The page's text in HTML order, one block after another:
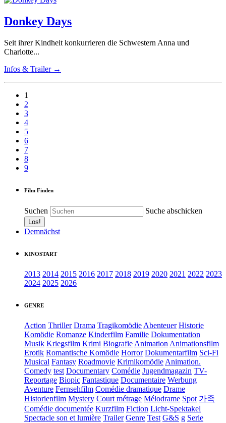
Donkey Days
Seit ihrer Kindheit konkurrieren die Schwestern Anna und
Charlotte...
Infos & Trailer →
1
2
3
4
5
6
7
8
9
Film Finden
Suchen Suche abschicken
Demnächst
KINOSTART
2013 2014 2015 2016 2017 2018 2019 2020 2021 2022 2023
2024 2025 2026
GENRE
Action Thriller Drama Tragikomödie Abenteuer Historie
Komödie Romanze Kinderfilm Familie Dokumentation
Musik Kriegsfilm Krimi Biografie Animation Animationsfilm
Erotik Romantische Komödie Horror Dokumentarfilm Sci-Fi
Musical Fantasy Roadmovie Krimikomödie Animation.
Comedy test Documentary Comédie Jugendmagazin TV-
Reportage Biopic Fantastique Documentaire Werbung
Aventure Fernsehfilm Comédie dramatique Drame
Historienfilm Mystery Court métrage Mélodrame Spot 가족
Comédie documentée Kurzfilm Fiction Licht-Spektakel
Spectacle son et lumière Trailer Genre Test G&S g Serie